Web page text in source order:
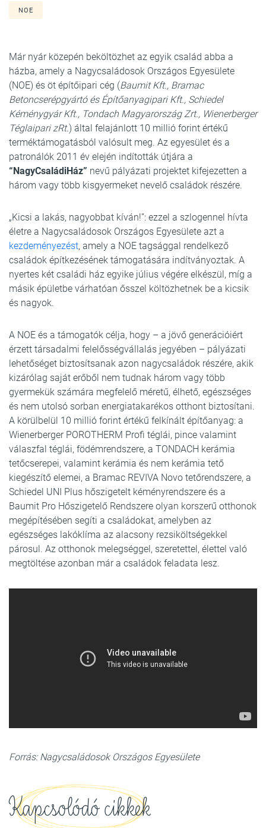
NOE
Már nyár közepén beköltözhet az egyik család abba a
házba, amely a Nagycsaládosok Országos Egyesülete
(NOE) és öt építőipari cég (Baumit Kft., Bramac
Betoncserépgyártó és Építőanyagipari Kft., Schiedel
Kéménygyár Kft., Tondach Magyarország Zrt., Wienerberger
Téglaipari zRt.) által felajánlott 10 millió forint értékű
terméktámogatásból valósult meg. Az egyesület és a
patronálók 2011 év elején indították útjára a
“NagyCsaládiHáz” nevű pályázati projektet kifejezetten a
három vagy több kisgyermeket nevelő családok részére.
„Kicsi a lakás, nagyobbat kíván!”: ezzel a szlogennel hívta
életre a Nagycsaládosok Országos Egyesülete azt a
kezdeményezést, amely a NOE tagsággal rendelkező
családok építkezésének támogatására indítványoztak. A
nyertes két családi ház egyike július végére elkészül, míg a
másik épületbe várhatóan ősszel költözhetnek be a kicsik
és nagyok.
A NOE és a támogatók célja, hogy – a jövő generációiért
érzett társadalmi felelősségvállalás jegyében – pályázati
lehetőséget biztosítsanak azon nagycsaládok részére, akik
kizárólag saját erőből nem tudnak három vagy több
gyermekük számára megfelelő méretű, élhető, egészséges
és nem utolsó sorban energiatakarékos otthont biztosítani.
A körülbelül 10 millió forint értékű felkínált építőanyag: a
Wienerberger POROTHERM Profi téglái, pince valamint
válaszfal téglái, födémrendszere, a TONDACH kerámia
tetőcserepei, valamint kerámia és nem kerámia tető
kiegészítő elemei, a Bramac REVIVA Novo tetőrendszere, a
Schiedel UNI Plus hőszigetelt kéményrendszere és a
Baumit Pro Hőszigetelő Rendszere olyan korszerű otthonok
megépítésében segíti a családokat, amelyben az
egészséges lakóklíma az alacsony rezsiköltségekkel
párosul. Az otthonok melegséggel, szeretettel, élettel való
megtöltése azonban már a családok feladata lesz.
Forrás: Nagycsaládosok Országos Egyesülete
Kapcsolódó cikkek